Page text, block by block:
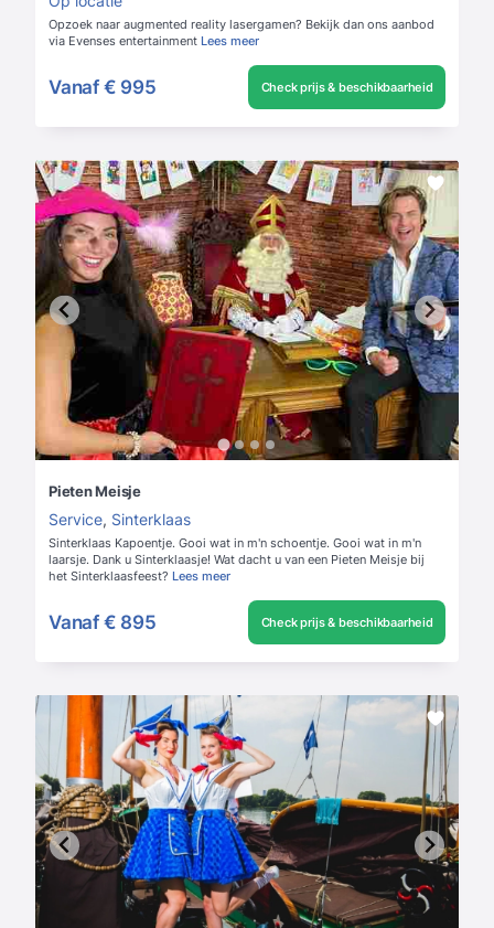
Opzoek naar augmented reality lasergamen? Bekijk dan ons aanbod
via Evenses entertainment Lees meer
Vanaf € 995 Check prijs & beschikbaarheid
Pieten Meisje
Service, Sinterklaas
Sinterklaas Kapoentje. Gooi wat in m'n schoentje. Gooi wat in m'n
laarsje. Dank u Sinterklaasje! Wat dacht u van een Pieten Meisje bij
het Sinterklaasfeest? Lees meer
Vanaf € 895 Check prijs & beschikbaarheid